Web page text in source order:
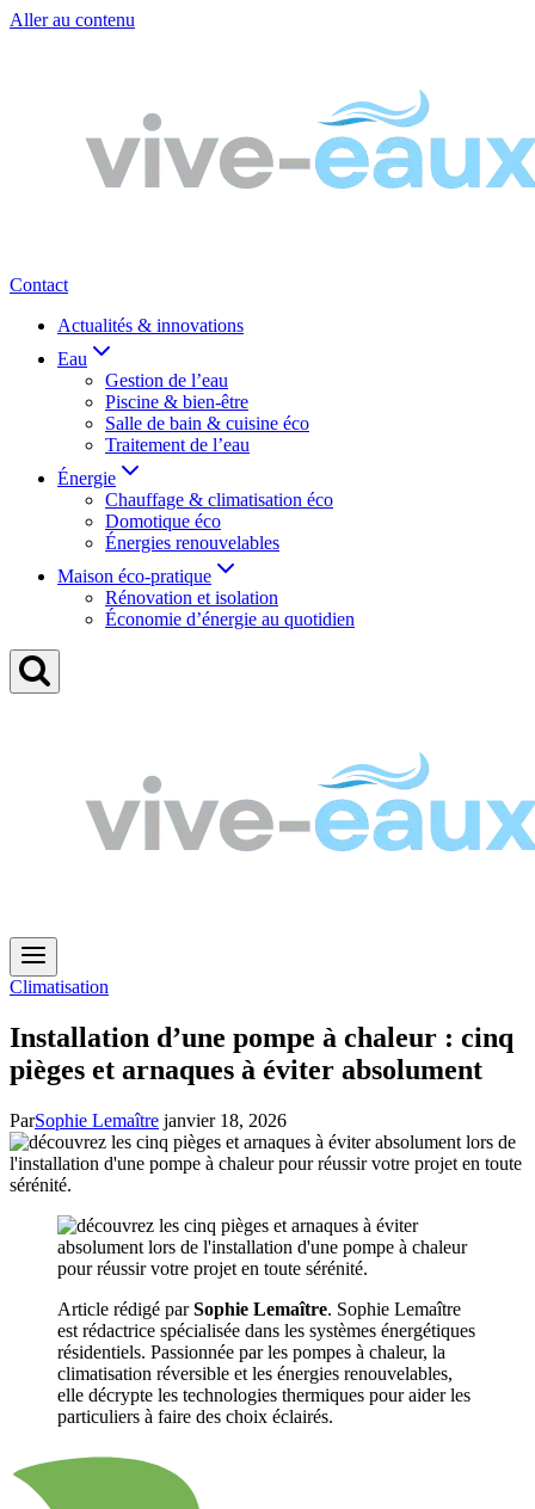
Aller au contenu
Contact
Actualités & innovations
Eau
Gestion de l’eau
Piscine & bien-être
Salle de bain & cuisine éco
Traitement de l’eau
Énergie
Chauffage & climatisation éco
Domotique éco
Énergies renouvelables
Maison éco-pratique
Rénovation et isolation
Économie d’énergie au quotidien
Climatisation
Installation d’une pompe à chaleur : cinq
pièges et arnaques à éviter absolument
ParSophie Lemaître janvier 18, 2026
Article rédigé parSophie Lemaître. Sophie Lemaître
est rédactrice spécialisée dans les systèmes énergétiques
résidentiels. Passionnée par les pompes à chaleur, la
climatisation réversible et les énergies renouvelables,
elle décrypte les technologies thermiques pour aider les
particuliers à faire des choix éclairés.